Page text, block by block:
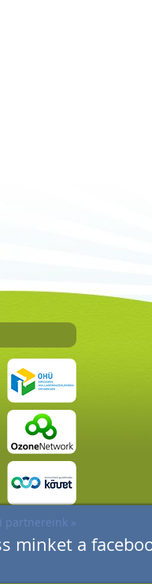
minket a
partnereink »